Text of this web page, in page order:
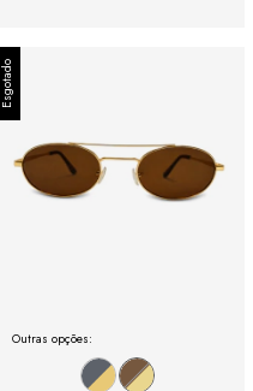
Esgotado
Outras opções: